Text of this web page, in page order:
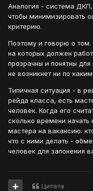
Аналогия - система ДКП,
чтобы минимизировать
критерию.
Поэтому и говорю о том.
на которых должен
прозрачны и понятны
не возникнет ни по
Типичная ситуация - в
рейда класса, есть
человек. Когда его
сколько времени начать
мастера на вакансию.
что с ними делать -
человек для запонения
Цитата